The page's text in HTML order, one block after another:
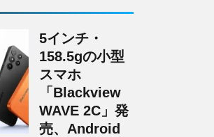
5インチ・
158.5gの小型
スマホ
「Blackview
WAVE 2C」発
売、Android